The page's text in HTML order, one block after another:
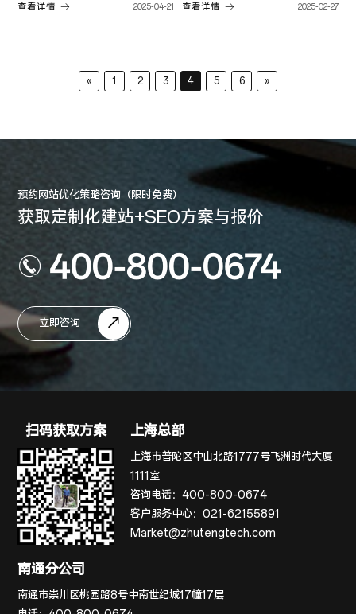
查看详情 2025-04-21 查看详情 2025-02-27
« 1 2 3 4 5 6 »
预约网站优化策略咨询（限时免费）
获取定制化建站+SEO方案与报价
400-800-0674
立即咨询
扫码获取方案 上海总部
上海市普陀区中山北路1777号飞洲时代大厦
1111室
咨询电话：400-800-0674
客户服务中心：021-62155891
Market@zhutengtech.com
南通分公司
南通市崇川区桃园路8号中南世纪城17幢17层